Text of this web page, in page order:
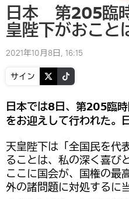
日本 第205臨
皇陛下がおこと
2021年10月8日, 16:15
サイン
日本では8日、第205臨
をお迎えして行われた。
天皇陛下は「全国民を代
ることは、私の深く喜び
ここに国会が、国権の最
外の諸問題に対処するに